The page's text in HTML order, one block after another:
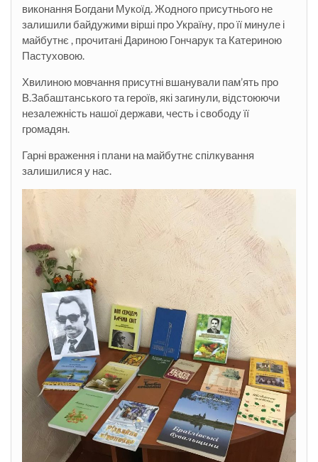
виконання Богдани Мукоїд. Жодного присутнього не
залишили байдужими вірші про Україну, про її минуле і
майбутнє , прочитані Дариною Гончарук та Катериною
Пастуховою.
Хвилиною мовчання присутні вшанували пам’ять про
В.Забаштанського та героїв, які загинули, відстоюючи
незалежність нашої держави, честь і свободу її
громадян.
Гарні враження і плани на майбутнє спілкування
залишилися у нас.